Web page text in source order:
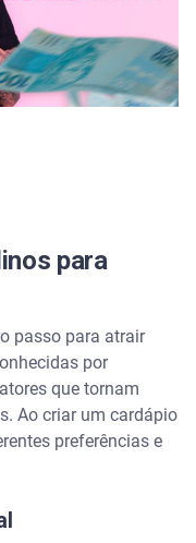
de Natal
para
passo para atrair
por
que tornam
Ao criar um cardápio
preferências e